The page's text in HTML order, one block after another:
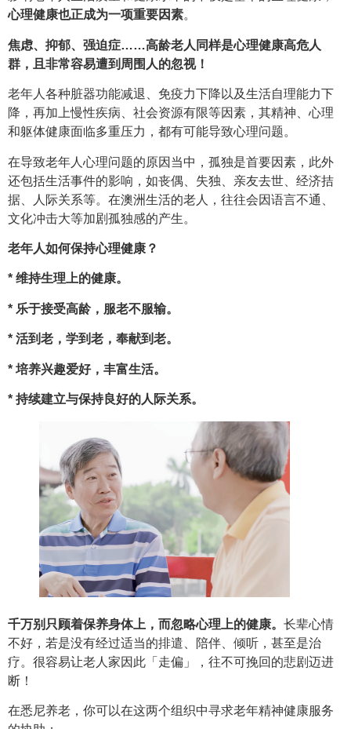
心理健康也正成为一项重要因素。
焦虑、抑郁、强迫症……高龄老人同样是心理健康高危人
群，且非常容易遭到周围人的忽视！
老年人各种脏器功能减退、免疫力下降以及生活自理能力下
降，再加上慢性疾病、社会资源有限等因素，其精神、心理
和躯体健康面临多重压力，都有可能导致心理问题。
在导致老年人心理问题的原因当中，孤独是首要因素，此外
还包括生活事件的影响，如丧偶、失独、亲友去世、经济拮
据、人际关系等。在澳洲生活的老人，往往会因语言不通、
文化冲击大等加剧孤独感的产生。
老年人如何保持心理健康？
* 维持生理上的健康。
* 乐于接受高龄，服老不服输。
* 活到老，学到老，奉献到老。
* 培养兴趣爱好，丰富生活。
* 持续建立与保持良好的人际关系。
千万别只顾着保养身体上，而忽略心理上的健康。 长辈心情
不好，若是没有经过适当的排遣、陪伴、倾听，甚至是治
疗。很容易让老人家因此「走偏」，往不可挽回的悲剧迈进
断！
在悉尼养老，你可以在这两个组织中寻求老年精神健康服务